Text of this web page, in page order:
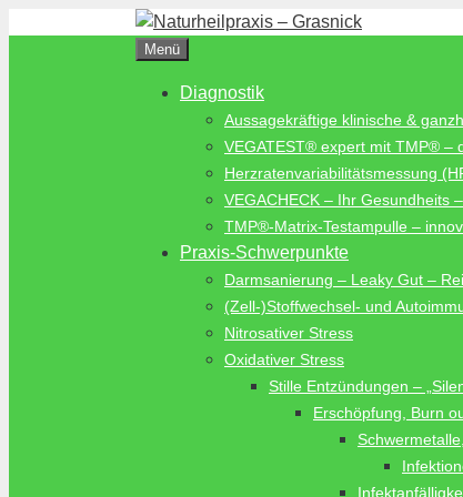
Menü
Diagnostik
Aussagekräftige klinische &
VEGATEST® expert mit TMP® –
Herzratenvariabilitätsmessung
VEGACHECK – Ihr Gesundheits
TMP®-Matrix-Testampulle –
Praxis-Schwerpunkte
Darmsanierung – Leaky Gut –
(Zell-)Stoffwechsel- und
Nitrosativer Stress
Oxidativer Stress
Stille Entzündungen –
Erschöpfung, Burn